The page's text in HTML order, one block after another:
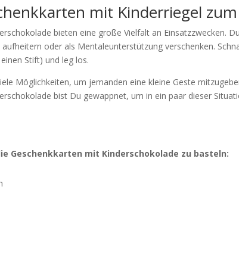
mit Kinderriegel
bieten eine große Vielfalt an Einsatzzwecken.
aufheitern oder als Mentaleunterstützung verschenken.
Stift) und leg los.
Möglichkeiten, um jemanden eine kleine Geste
bist Du gewappnet, um in ein paar dieser
Geschenkkarten mit Kinderschokolade zu basteln: